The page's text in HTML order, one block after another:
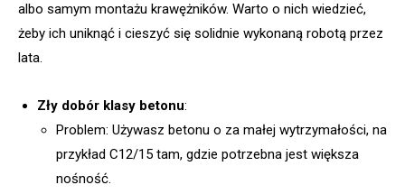
albo samym montażu krawężników. Warto o nich wiedzieć,
żeby ich uniknąć i cieszyć się solidnie wykonaną robotą przez
lata.
Zły dobór klasy betonu:
Problem: Używasz betonu o za małej wytrzymałości, na
przykład C12/15 tam, gdzie potrzebna jest większa
nośność.